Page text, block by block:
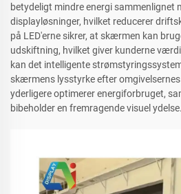
betydeligt mindre energi sammenlignet
displayløsninger, hvilket reducerer
på LED'erne sikrer, at skærmen kan
udskiftning, hvilket giver kunderne
kan det intelligente
skærmens lysstyrke efter
yderligere optimerer energiforbruget,
bibeholder en fremragende visuel ydelse.